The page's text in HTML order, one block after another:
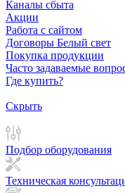
Каналы сбыта
Акции
Работа с сайтом
Договоры Белый свет
Покупка продукции
Часто задаваемые
Где купить?
Скрыть
Подбор оборудования
Техническая